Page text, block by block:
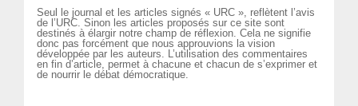
Seul le journal et les articles signés « URC », reflètent l’avis
de l’URC. Sinon les articles proposés sur ce site sont
destinés à élargir notre champ de réflexion. Cela ne signifie
donc pas forcément que nous approuvions la vision
développée par les auteurs. L’utilisation des commentaires
en fin d’article, permet à chacune et chacun de s’exprimer et
de nourrir le débat démocratique.